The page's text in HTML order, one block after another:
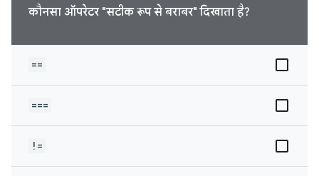
कौनसा ऑपरेटर "सटीक रूप से बराबर" दिखाता है?
==
===
!=